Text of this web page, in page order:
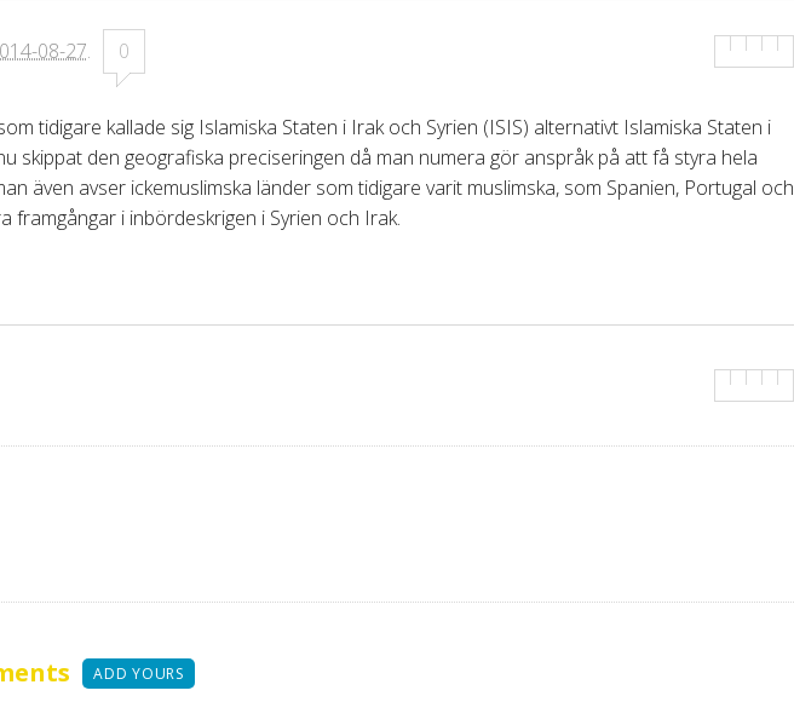
08-27. 0
tidigare kallade sig Islamiska Staten i Irak och Syrien (ISIS) alternativt Islamiska Staten i
skippat den geografiska preciseringen då man numera gör anspråk på att få styra hela
även avser ickemuslimska länder som tidigare varit muslimska, som Spanien, Portugal och
framgångar i inbördeskrigen i Syrien och Irak.
ADD YOURS